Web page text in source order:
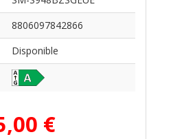
8806097842866
Disponible
€